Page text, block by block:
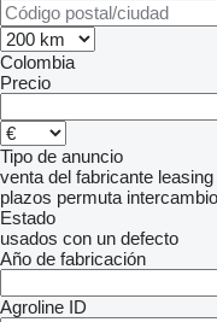
Colombia
Precio
Tipo de anuncio
venta del fabricante
plazos permuta intercambio
Estado
usados con un defecto
Año de fabricación
Agroline ID